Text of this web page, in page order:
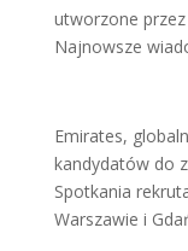
utworzone przez
Najnowsze
Emirates,
kandydatów do
Spotkania
Warszawie i